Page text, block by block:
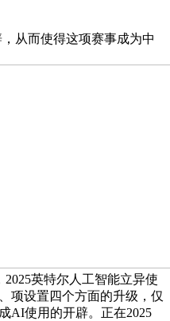
从而使得这项赛事成为中
英特尔人工智能立异使
项设置四个方面的升级，仅
AI使用的开辟。正在2025